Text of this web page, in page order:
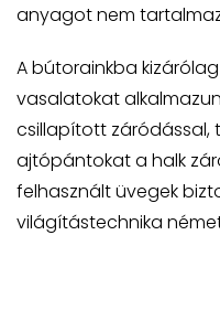
anyagot nem
A bútorainkba
vasalatokat
csillapított
ajtópántokat a halk
felhasznált üvegek
világítástechnika